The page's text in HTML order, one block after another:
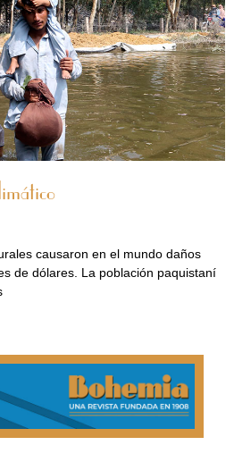
causaron en el mundo daños
de dólares. La población paquistaní